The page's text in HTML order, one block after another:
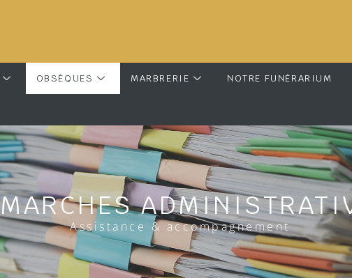
OBSÈQUES MARBRERIE NOTRE FUNÉRARIUM
Assistance & accompagnement